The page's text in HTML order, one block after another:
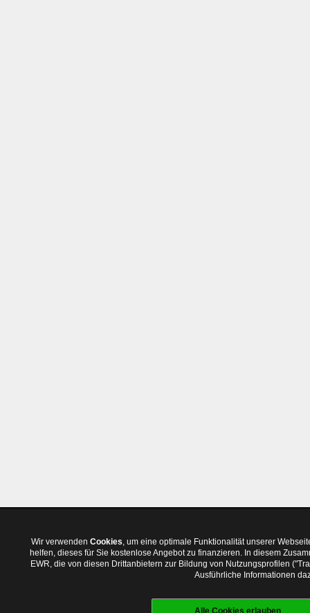
Wir verwenden Cookies, um eine optimale Funktionalität unserer
helfen, dieses für Sie kostenlose Angebot zu finanzieren. In diesem
EWR, die von diesen Drittanbietern zur Bildung von Nutzungsprofilen
Ausführliche Informationen
Alle Cookies erlauben